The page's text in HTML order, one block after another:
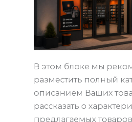
В этом блоке мы
разместить полный
описанием Ваших
рассказать о
предлагаемых